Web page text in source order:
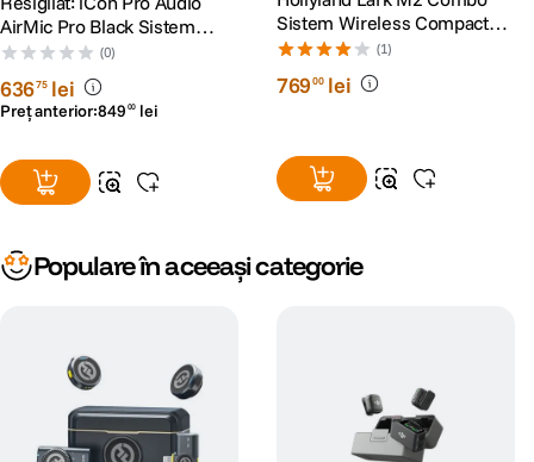
Transmitator: 1 ora si 10 minute
Receptor: 1 ora si 10 minute
Cutie de incarcare: 2 ore
AirMic Pro Black Sistem
Wireless cu Microfon Negru
- RS125087175-1
(0)
63675 lei
Preț anterior:849 00 lei
Sistem Wireless Compact
Shine Charcoal
(1)
76900 lei
Populare în aceeași categorie